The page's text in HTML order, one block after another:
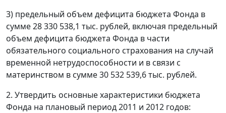
3) предельный объем дефицита бюджета Фонда в
сумме 28 330 538,1 тыс. рублей, включая предельный
объем дефицита бюджета Фонда в части
обязательного социального страхования на случай
временной нетрудоспособности и в связи с
материнством в сумме 30 532 539,6 тыс. рублей.
2. Утвердить основные характеристики бюджета
Фонда на плановый период 2011 и 2012 годов: